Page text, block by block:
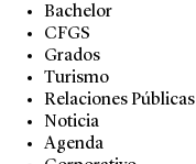
Bachelor
CFGS
Grados
Turismo
Relaciones Públicas
Noticia
Agenda